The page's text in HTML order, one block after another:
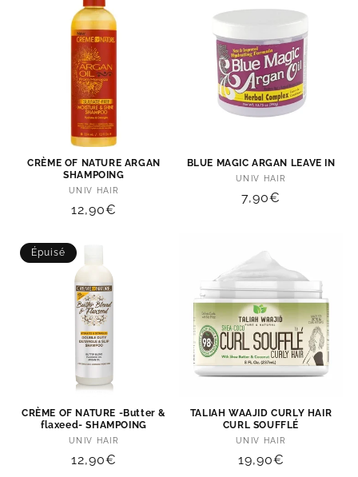
CRÈME OF NATURE ARGAN
SHAMPOING
Distributeur :
UNIV HAIR
Prix
12,90€
BLUE MAGIC ARGAN LEAVE IN
Distributeur :
UNIV HAIR
Prix
7,90€
Épuisé
CRÈME OF NATURE -Butter &
flaxeed- SHAMPOING
Distributeur :
UNIV HAIR
Prix
12,90€
TALIAH WAAJID CURLY HAIR
CURL SOUFFLÉ
Distributeur :
UNIV HAIR
Prix
19,90€